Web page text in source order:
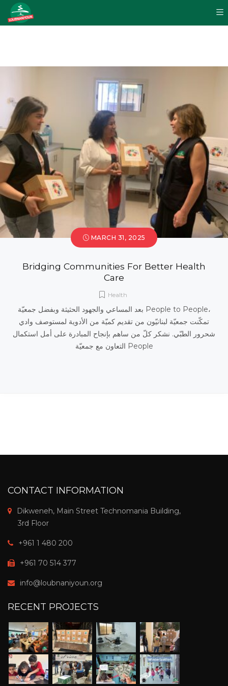
MARCH 31, 2025
Bridging Communities For Better Health
Care
Health
بعد المساعي والجهود الحثيثة وبفضل جمعيّة People to People،
تمكّنت جمعيّة لبنانيّون من تقديم كميّة من الأدوية لمستوصف وادي
شحرور الطبّي. نشكر كلّ من ساهم بإنجاح المبادرة على أمل استكمال
التعاون مع جمعيّة People
CONTACT INFORMATION
Dikweneh, Main Street Technomania Building,
3rd Floor
+961 1 480 200
+961 70 514 377
info@loubnaniyoun.org
RECENT PROJECTS